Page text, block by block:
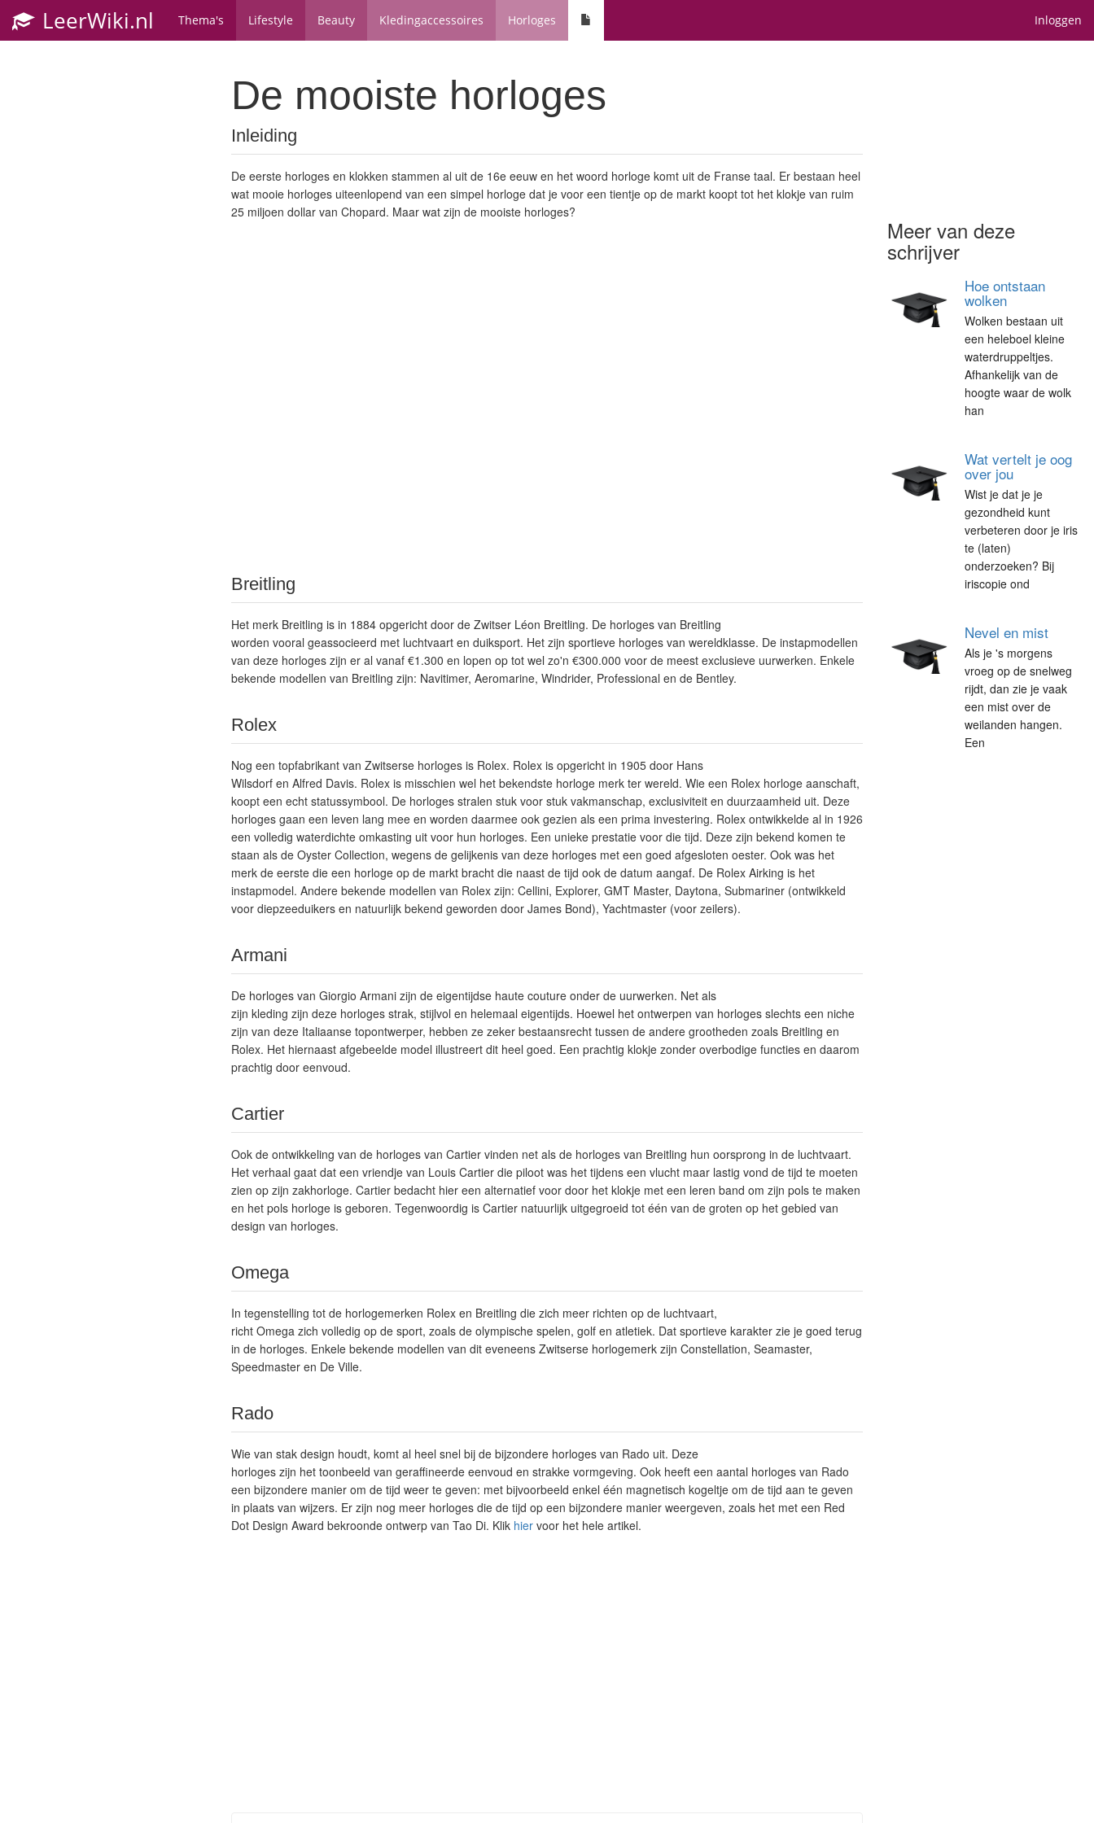
LeerWiki.nl Thema's Lifestyle Beauty Kledingaccessoires Horloges Inloggen
De mooiste horloges
Inleiding
De eerste horloges en klokken stammen al uit de 16e eeuw en het woord horloge komt uit de Franse taal. Er bestaan heel
wat mooie horloges uiteenlopend van een simpel horloge dat je voor een tientje op de markt koopt tot het klokje van ruim
25 miljoen dollar van Chopard. Maar wat zijn de mooiste horloges?
Breitling
Het merk Breitling is in 1884 opgericht door de Zwitser Léon Breitling. De horloges van Breitling
worden vooral geassocieerd met luchtvaart en duiksport. Het zijn sportieve horloges van wereldklasse. De instapmodellen
van deze horloges zijn er al vanaf €1.300 en lopen op tot wel zo'n €300.000 voor de meest exclusieve uurwerken. Enkele
bekende modellen van Breitling zijn: Navitimer, Aeromarine, Windrider, Professional en de Bentley.
Rolex
Nog een topfabrikant van Zwitserse horloges is Rolex. Rolex is opgericht in 1905 door Hans
Wilsdorf en Alfred Davis. Rolex is misschien wel het bekendste horloge merk ter wereld. Wie een Rolex horloge aanschaft,
koopt een echt statussymbool. De horloges stralen stuk voor stuk vakmanschap, exclusiviteit en duurzaamheid uit. Deze
horloges gaan een leven lang mee en worden daarmee ook gezien als een prima investering. Rolex ontwikkelde al in 1926
een volledig waterdichte omkasting uit voor hun horloges. Een unieke prestatie voor die tijd. Deze zijn bekend komen te
staan als de Oyster Collection, wegens de gelijkenis van deze horloges met een goed afgesloten oester. Ook was het
merk de eerste die een horloge op de markt bracht die naast de tijd ook de datum aangaf. De Rolex Airking is het
instapmodel. Andere bekende modellen van Rolex zijn: Cellini, Explorer, GMT Master, Daytona, Submariner (ontwikkeld
voor diepzeeduikers en natuurlijk bekend geworden door James Bond), Yachtmaster (voor zeilers).
Armani
De horloges van Giorgio Armani zijn de eigentijdse haute couture onder de uurwerken. Net als
zijn kleding zijn deze horloges strak, stijlvol en helemaal eigentijds. Hoewel het ontwerpen van horloges slechts een niche
zijn van deze Italiaanse topontwerper, hebben ze zeker bestaansrecht tussen de andere grootheden zoals Breitling en
Rolex. Het hiernaast afgebeelde model illustreert dit heel goed. Een prachtig klokje zonder overbodige functies en daarom
prachtig door eenvoud.
Cartier
Ook de ontwikkeling van de horloges van Cartier vinden net als de horloges van Breitling hun oorsprong in de luchtvaart.
Het verhaal gaat dat een vriendje van Louis Cartier die piloot was het tijdens een vlucht maar lastig vond de tijd te moeten
zien op zijn zakhorloge. Cartier bedacht hier een alternatief voor door het klokje met een leren band om zijn pols te maken
en het pols horloge is geboren. Tegenwoordig is Cartier natuurlijk uitgegroeid tot één van de groten op het gebied van
design van horloges.
Omega
In tegenstelling tot de horlogemerken Rolex en Breitling die zich meer richten op de luchtvaart,
richt Omega zich volledig op de sport, zoals de olympische spelen, golf en atletiek. Dat sportieve karakter zie je goed terug
in de horloges. Enkele bekende modellen van dit eveneens Zwitserse horlogemerk zijn Constellation, Seamaster,
Speedmaster en De Ville.
Rado
Wie van stak design houdt, komt al heel snel bij de bijzondere horloges van Rado uit. Deze
horloges zijn het toonbeeld van geraffineerde eenvoud en strakke vormgeving. Ook heeft een aantal horloges van Rado
een bijzondere manier om de tijd weer te geven: met bijvoorbeeld enkel één magnetisch kogeltje om de tijd aan te geven
in plaats van wijzers. Er zijn nog meer horloges die de tijd op een bijzondere manier weergeven, zoals het met een Red
Dot Design Award bekroonde ontwerp van Tao Di. Klik hiervoor het hele artikel.
Meer van deze
schrijver
Hoe ontstaan
wolken
Wolken bestaan uit
een heleboel kleine
waterdruppeltjes.
Afhankelijk van de
hoogte waar de wolk
han
Wat vertelt je oog
over jou
Wist je dat je je
gezondheid kunt
verbeteren door je iris
te (laten)
onderzoeken? Bij
iriscopie ond
Nevel en mist
Als je 's morgens
vroeg op de snelweg
rijdt, dan zie je vaak
een mist over de
weilanden hangen.
Een